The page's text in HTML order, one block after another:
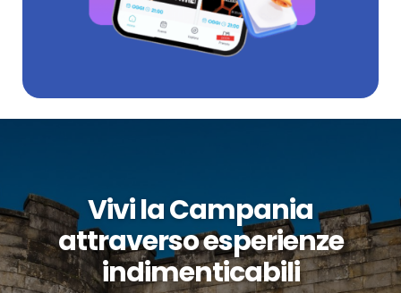
Vivi la Campania
attraverso esperienze
indimenticabili